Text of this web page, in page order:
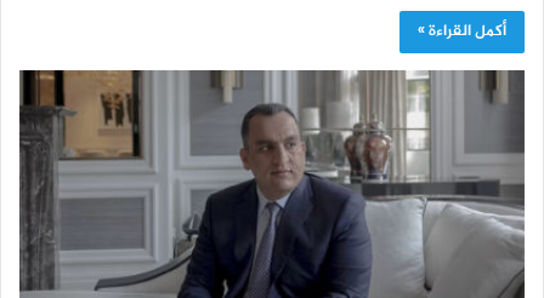
أكمل القراءة »